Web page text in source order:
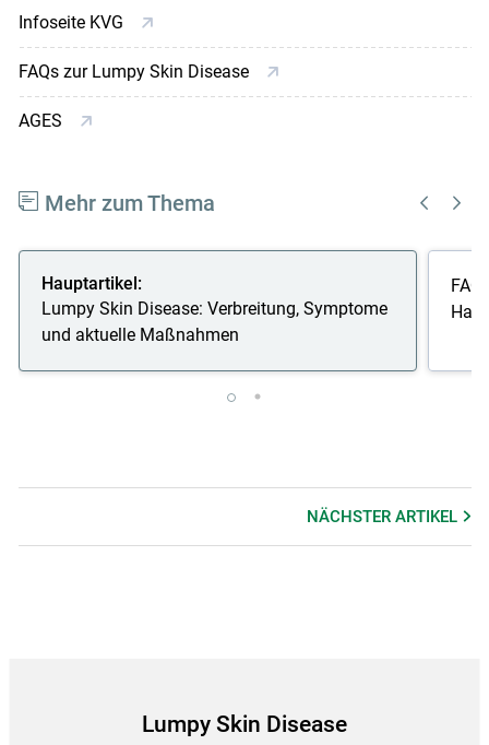
Infoseite KVG
FAQs zur Lumpy Skin Disease
AGES
Mehr zum Thema
Hauptartikel:
Lumpy Skin Disease: Verbreitung, Symptome
und aktuelle Maßnahmen
NÄCHSTERARTIKEL
Lumpy Skin Disease